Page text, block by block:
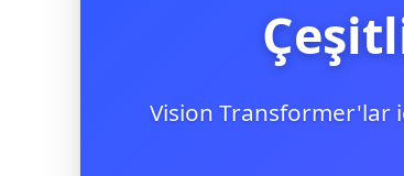
Vision Transformer'lar